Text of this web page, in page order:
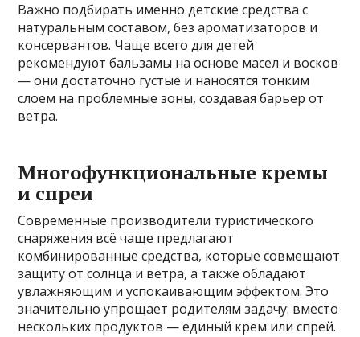
Важно подбирать именно детские средства с
натуральным составом, без ароматизаторов и
консервантов. Чаще всего для детей
рекомендуют бальзамы на основе масел и восков
— они достаточно густые и наносятся тонким
слоем на проблемные зоны, создавая барьер от
ветра.
Многофункциональные кремы
и спреи
Современные производители туристического
снаряжения всё чаще предлагают
комбинированные средства, которые совмещают
защиту от солнца и ветра, а также обладают
увлажняющим и успокаивающим эффектом. Это
значительно упрощает родителям задачу: вместо
нескольких продуктов — единый крем или спрей.